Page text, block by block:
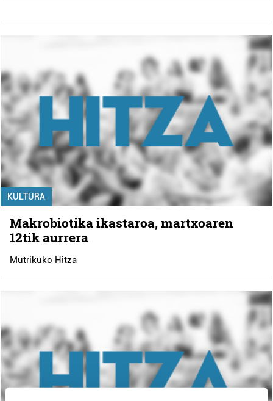
KULTURA
Makrobiotika ikastaroa, martxoaren
12tik aurrera
Mutrikuko Hitza